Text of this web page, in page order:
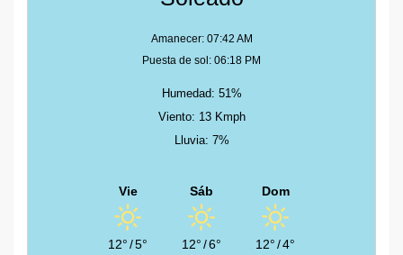
Amanecer: 07:42 AM
Puesta de sol: 06:18 PM
Humedad: 51%
Viento: 13 Kmph
Lluvia: 7%
Vie
12°/5°
Sáb
12°/6°
Dom
12°/4°